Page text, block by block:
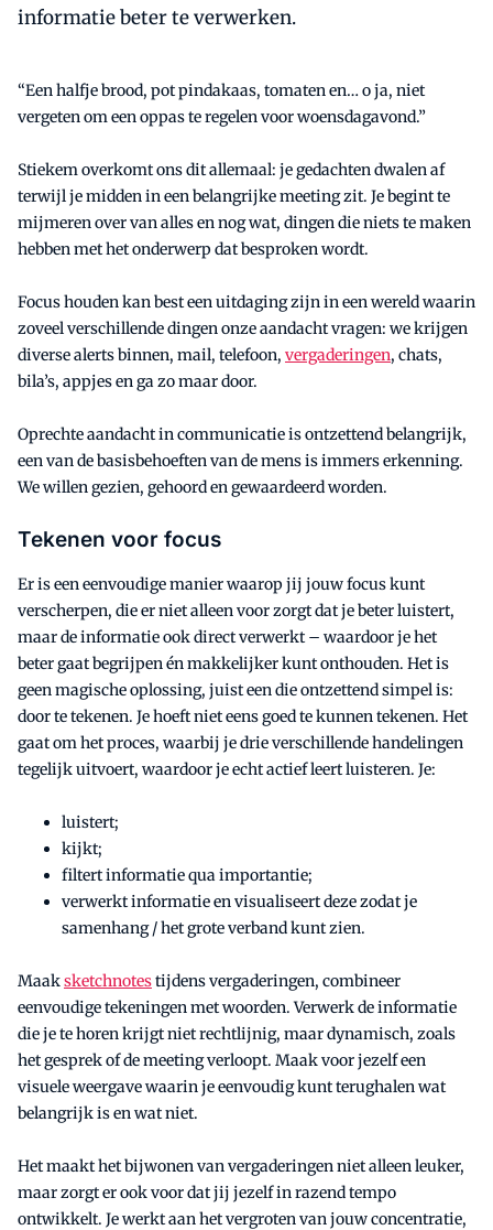
informatie beter te verwerken.
“Een halfje brood, pot pindakaas, tomaten en… o ja, niet
vergeten om een oppas te regelen voor woensdagavond.”
Stiekem overkomt ons dit allemaal: je gedachten dwalen af
terwijl je midden in een belangrijke meeting zit. Je begint te
mijmeren over van alles en nog wat, dingen die niets te maken
hebben met het onderwerp dat besproken wordt.
Focus houden kan best een uitdaging zijn in een wereld waarin
zoveel verschillende dingen onze aandacht vragen: we krijgen
diverse alerts binnen, mail, telefoon, vergaderingen, chats,
bila’s, appjes en ga zo maar door.
Oprechte aandacht in communicatie is ontzettend belangrijk,
een van de basisbehoeften van de mens is immers erkenning.
We willen gezien, gehoord en gewaardeerd worden.
Tekenen voor focus
Er is een eenvoudige manier waarop jij jouw focus kunt
verscherpen, die er niet alleen voor zorgt dat je beter luistert,
maar de informatie ook direct verwerkt – waardoor je het
beter gaat begrijpen én makkelijker kunt onthouden. Het is
geen magische oplossing, juist een die ontzettend simpel is:
door te tekenen. Je hoeft niet eens goed te kunnen tekenen. Het
gaat om het proces, waarbij je drie verschillende handelingen
tegelijk uitvoert, waardoor je echt actief leert luisteren. Je:
luistert;
kijkt;
filtert informatie qua importantie;
verwerkt informatie en visualiseert deze zodat je
samenhang / het grote verband kunt zien.
Maaksketchnotestijdens vergaderingen, combineer
eenvoudige tekeningen met woorden. Verwerk de informatie
die je te horen krijgt niet rechtlijnig, maar dynamisch, zoals
het gesprek of de meeting verloopt. Maak voor jezelf een
visuele weergave waarin je eenvoudig kunt terughalen wat
belangrijk is en wat niet.
Het maakt het bijwonen van vergaderingen niet alleen leuker,
maar zorgt er ook voor dat jij jezelf in razend tempo
ontwikkelt. Je werkt aan het vergroten van jouw concentratie,